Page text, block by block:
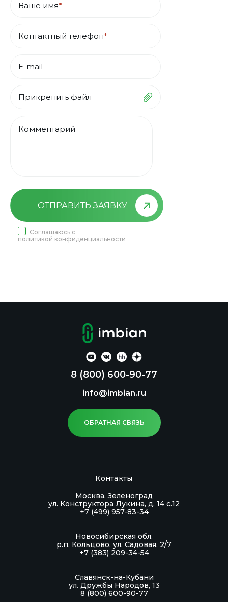
Ваше имя*
Контактный телефон*
E-mail
Прикрепить файл
Комментарий
ОТПРАВИТЬ ЗАЯВКУ
Соглашаюсь с
политикой конфиденциальности
8 (800) 600-90-77
info@imbian.ru
ОБРАТНАЯ СВЯЗЬ
Контакты
Москва, Зеленоград
ул. Конструктора Лукина, д. 14 с.12
+7 (499) 957-83-34
Новосибирская обл.
р.п. Кольцово, ул. Садовая, 2/7
+7 (383) 209-34-54
Славянск-на-Кубани
ул. Дружбы Народов, 13
8 (800) 600-90-77